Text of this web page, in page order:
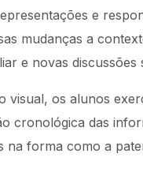
e
mudanças a
e novas discussões
os alunos
cronológica das
forma como a